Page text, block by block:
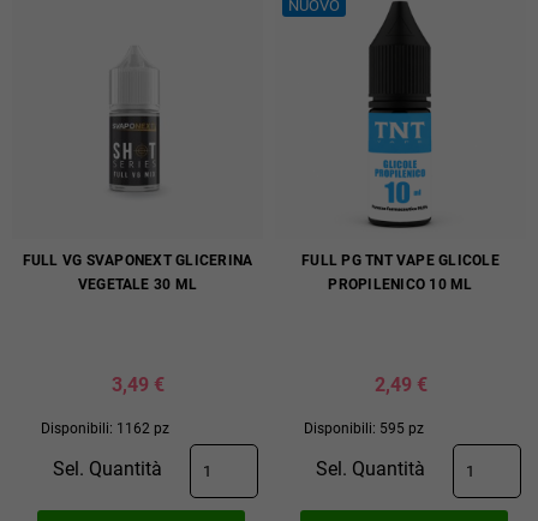
FULL VG SVAPONEXT GLICERINA
VEGETALE 30 ML
3,49 €
Disponibili: 1162 pz
Sel. Quantità
NUOVO
FULL PG TNT VAPE GLICOLE
PROPILENICO 10 ML
2,49 €
Disponibili: 595 pz
Sel. Quantità